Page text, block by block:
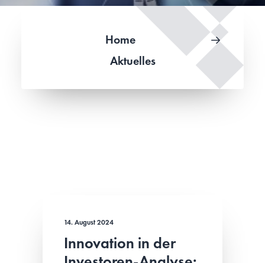
Home
Aktuelles
14. August 2024
Innovation in der